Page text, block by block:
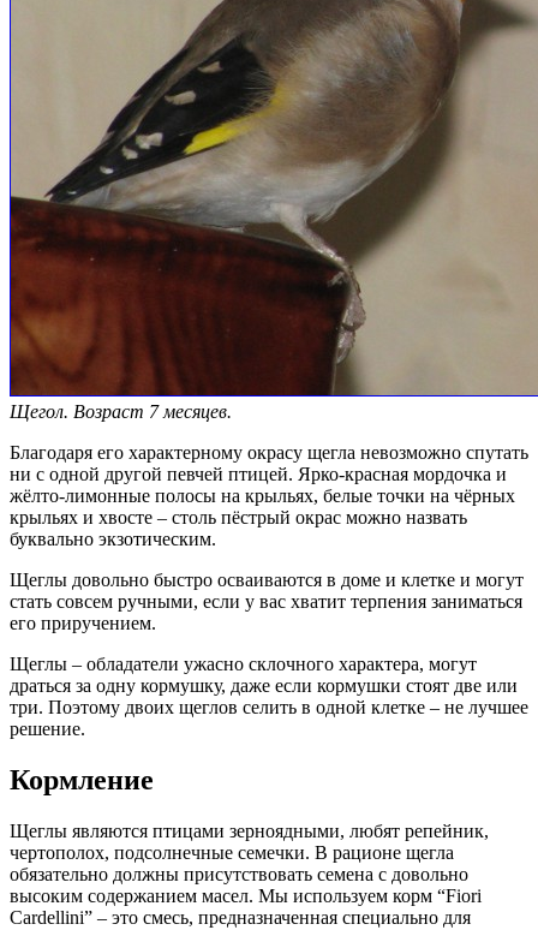
Щегол. Возраст 7 месяцев.
Благодаря его характерному окрасу щегла невозможно спутать
ни с одной другой певчей птицей. Ярко-красная мордочка и
жёлто-лимонные полосы на крыльях, белые точки на чёрных
крыльях и хвосте – столь пёстрый окрас можно назвать
буквально экзотическим.
Щеглы довольно быстро осваиваются в доме и клетке и могут
стать совсем ручными, если у вас хватит терпения заниматься
его приручением.
Щеглы – обладатели ужасно склочного характера, могут
драться за одну кормушку, даже если кормушки стоят две или
три. Поэтому двоих щеглов селить в одной клетке – не лучшее
решение.
Кормление
Щеглы являются птицами зерноядными, любят репейник,
чертополох, подсолнечные семечки. В рационе щегла
обязательно должны присутствовать семена с довольно
высоким содержанием масел. Мы используем корм “Fiori
Cardellini” – это смесь, предназначенная специально для